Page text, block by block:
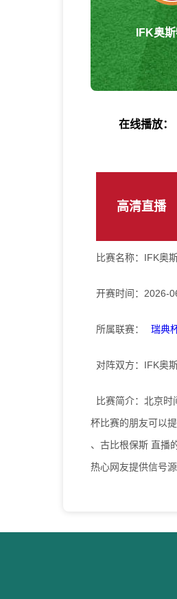
IFK奥
在线播放：
高清直播
比赛名称： IFK奥
开赛时间： 2026-
所属联赛： 瑞典
对阵双方： IFK奥
比赛简介： 北京时
杯比赛的朋友可以
、古比根保斯 直播
热心网友提供信号源